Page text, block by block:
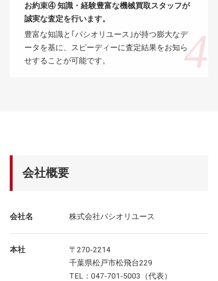
お約束④ 知識・経験豊富な機械買取スタッフが
誠実な査定を行います。
豊富な知識と｢パシオリユース｣が持つ膨大なデ
ータを基に、スピーディーに査定結果をお知ら
せすることが可能です。
会社概要
会社名 株式会社パシオリユース
本社
〒270-2214
千葉県松戸市松飛台229
TEL：047-701-5003（代表）